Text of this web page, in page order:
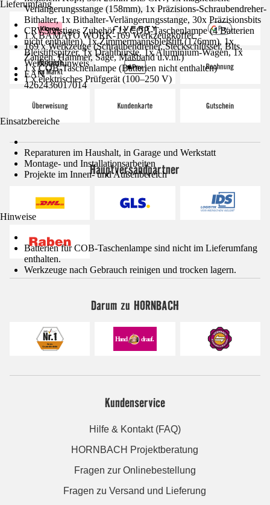
Verlängerungsstange (158mm), 1x Präzisions-Schraubendreher-
Bithalter, 1x Bithalter-Verlängerungsstange, 30x Präzisionsbits
CRVSonstiges Zubehör 1x COB-Taschenlampe (4 Batterien
nicht enthalten), 1x Zimmermannsbleistift (176mm), 1x
Bleistiftspitzer, 1x Drahtbürste, 1x Aluminium-Wagen, 1x
Werkstatthinweis
EAN
4262436017014
Lieferumfang
1 x BAMATO WORK-169 Werkzeugkoffer
169 x Werkzeuge (Schraubendreher, Steckschlüssel, Bits,
Zangen, Hammer, Säge, Maßband u.v.m.)
1 x COB-Taschenlampe (Batterien nicht enthalten)
1 x elektrisches Prüfgerät (100–250 V)
Einsatzbereiche
Reparaturen im Haushalt, in Garage und Werkstatt
Montage- und Installationsarbeiten
Projekte im Innen- und Außenbereich
Hinweise
Batterien für COB-Taschenlampe sind nicht im Lieferumfang
enthalten.
Werkzeuge nach Gebrauch reinigen und trocken lagern.
Hauptversandpartner
Darum zu HORNBACH
Kundenservice
Hilfe & Kontakt (FAQ)
HORNBACH Projektberatung
Fragen zur Onlinebestellung
Fragen zu Versand und Lieferung